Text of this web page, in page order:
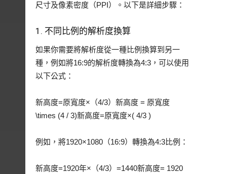
尺寸及像素密度（PPI）。以下是詳細步驟：
1. 不同比例的解析度換算
如果你需要將解析度從一種比例換算到另一
種，例如將16:9的解析度轉換為4:3，可以使用
以下公式：
新高度=原寬度×（4/3）新高度 = 原寬度
\times (4 / 3)新高度=原寬度×( 4/3 )
例如，將1920×1080（16:9）轉換為4:3比例：
新高度=1920年×（4/3）=1440新高度= 1920